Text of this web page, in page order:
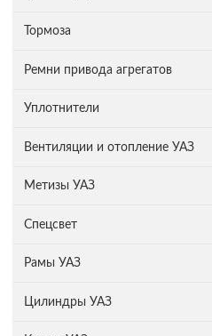
Тормоза
Ремни привода агрегатов
Уплотнители
Вентиляции и отопление УАЗ
Метизы УАЗ
Спецсвет
Рамы УАЗ
Цилиндры УАЗ